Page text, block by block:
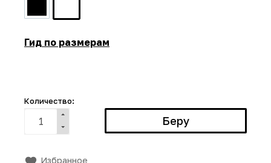
Гид по размерам
Количество:
Избранное